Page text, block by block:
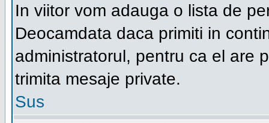
In viitor vom adauga o lista de
Deocamdata daca primiti in
administratorul, pentru ca el are
trimita mesaje private.
Sus